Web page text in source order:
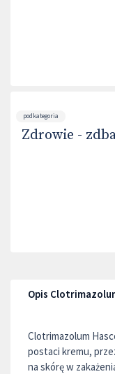
podkategoria
Zdrowie -
Opis
Clotrimazolum
postaci kremu,
na skórę w